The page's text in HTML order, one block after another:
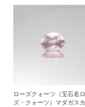
ローズクォーツ（宝石名
ズ・クォーツ）マダガス